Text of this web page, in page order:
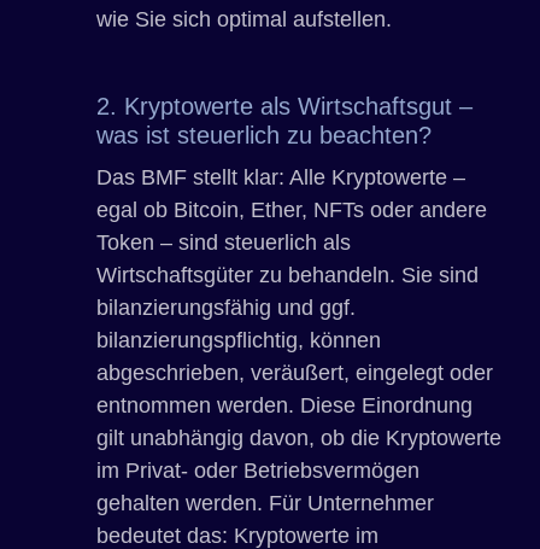
wie Sie sich optimal aufstellen.
2. Kryptowerte als Wirtschaftsgut –
was ist steuerlich zu beachten?
Das BMF stellt klar: Alle Kryptowerte –
egal ob Bitcoin, Ether, NFTs oder andere
Token – sind steuerlich als
Wirtschaftsgüter zu behandeln. Sie sind
bilanzierungsfähig und ggf.
bilanzierungspflichtig, können
abgeschrieben, veräußert, eingelegt oder
entnommen werden. Diese Einordnung
gilt unabhängig davon, ob die Kryptowerte
im Privat- oder Betriebsvermögen
gehalten werden. Für Unternehmer
bedeutet das: Kryptowerte im